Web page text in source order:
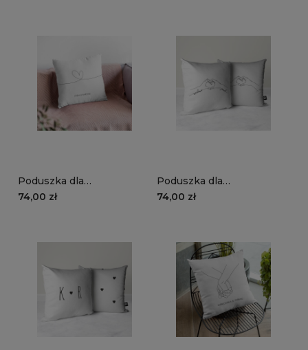
Poduszka dla
zakochanych | serce +
74,00 zł
Poduszka dla
zakochanych | serce z
74,00 zł